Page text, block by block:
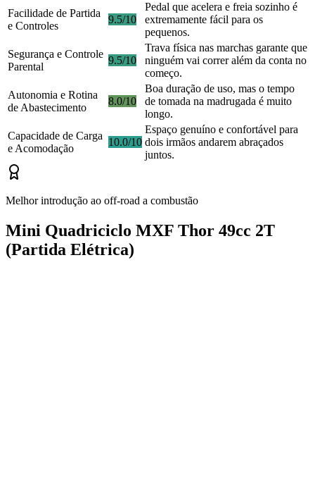
Facilidade de Partida
e Controles
9.5/10
Pedal que acelera e freia sozinho é
extremamente fácil para os
pequenos.
Segurança e Controle
Parental
9.5/10
Trava física nas marchas garante que
ninguém vai correr além da conta no
começo.
Autonomia e Rotina
de Abastecimento
8.0/10
Boa duração de uso, mas o tempo
de tomada na madrugada é muito
longo.
Capacidade de Carga
e Acomodação
10.0/10
Espaço genuíno e confortável para
dois irmãos andarem abraçados
juntos.
Melhor introdução ao off-road a combustão
Mini Quadriciclo MXF Thor 49cc 2T
(Partida Elétrica)